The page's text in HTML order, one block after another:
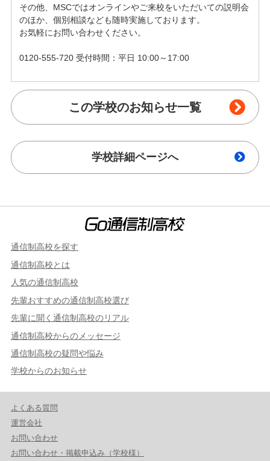
その他、MSCではオンラインやご来校をいただいての説明会
のほか、個別相談なども随時実施しております。
お気軽にお問い合わせください。
0120-555-720 受付時間：平日 10:00～17:00
この学校のお知らせ一覧
学校詳細ページへ
通信制高校を探す
通信制高校とは
人気の通信制高校
先輩おすすめの通信制高校選び
先輩に聞く通信制高校のリアル
通信制高校からのメッセージ
通信制高校の疑問や悩み
学校からのお知らせ
よくある質問
運営会社
お問い合わせ
お問い合わせ・掲載申込み（学校様）